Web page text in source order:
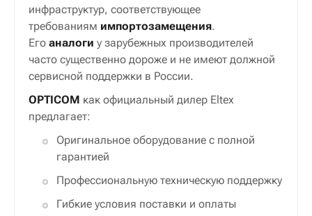
инфраструктур, соответствующее
требованиям импортозамещения.
Его аналоги у зарубежных производителей
часто существенно дороже и не имеют должной
сервисной поддержки в России.
OPTICOM как официальный дилер Eltex
предлагает:
Оригинальное оборудование с полной
гарантией
Профессиональную техническую поддержку
Гибкие условия поставки и оплаты